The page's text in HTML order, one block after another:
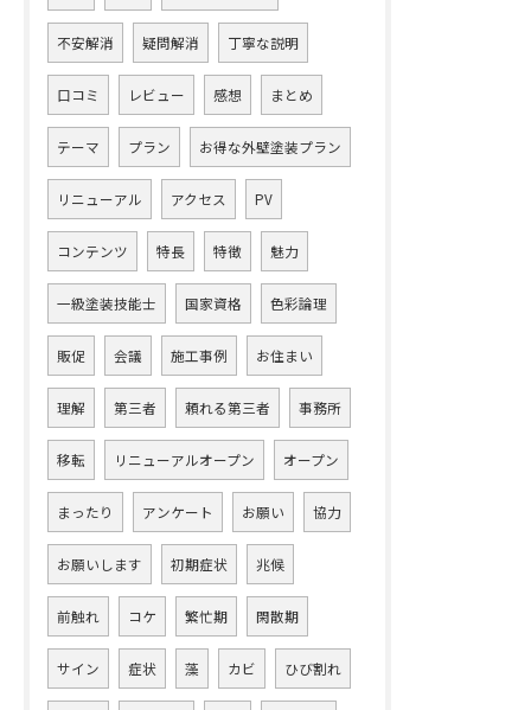
不安解消 疑問解消 丁寧な説明
口コミ レビュー 感想 まとめ
テーマ プラン お得な外壁塗装プラン
リニューアル アクセス PV
コンテンツ 特長 特徴 魅力
一級塗装技能士 国家資格 色彩論理
販促 会議 施工事例 お住まい
理解 第三者 頼れる第三者 事務所
移転 リニューアルオープン オープン
まったり アンケート お願い 協力
お願いします 初期症状 兆候
前触れ コケ 繁忙期 閑散期
サイン 症状 藻 カビ ひび割れ